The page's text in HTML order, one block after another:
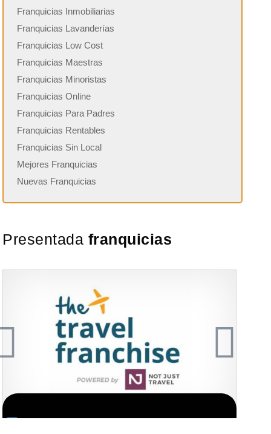
Franquicias Inmobiliarias
Franquicias Lavanderías
Franquicias Low Cost
Franquicias Maestras
Franquicias Minoristas
Franquicias Online
Franquicias Para Padres
Franquicias Rentables
Franquicias Sin Local
Mejores Franquicias
Nuevas Franquicias
Presentada franquicias